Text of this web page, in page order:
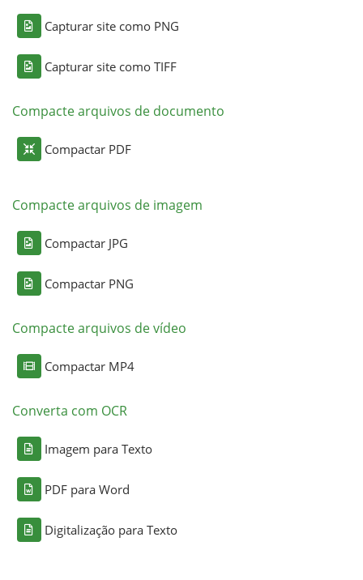
Capturar site como PNG
Capturar site como TIFF
Compacte arquivos de documento
Compactar PDF
Compacte arquivos de imagem
Compactar JPG
Compactar PNG
Compacte arquivos de vídeo
Compactar MP4
Converta com OCR
Imagem para Texto
PDF para Word
Digitalização para Texto